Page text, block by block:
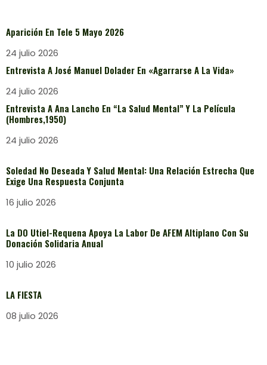
Aparición En Tele 5 Mayo 2026
24 julio 2026
Entrevista A José Manuel Dolader En «Agarrarse A La Vida»
24 julio 2026
Entrevista A Ana Lancho En “La Salud Mental” Y La Película
(Hombres,1950)
24 julio 2026
Soledad No Deseada Y Salud Mental: Una Relación Estrecha Que
Exige Una Respuesta Conjunta
16 julio 2026
La DO Utiel-Requena Apoya La Labor De AFEM Altiplano Con Su
Donación Solidaria Anual
10 julio 2026
LA FIESTA
08 julio 2026